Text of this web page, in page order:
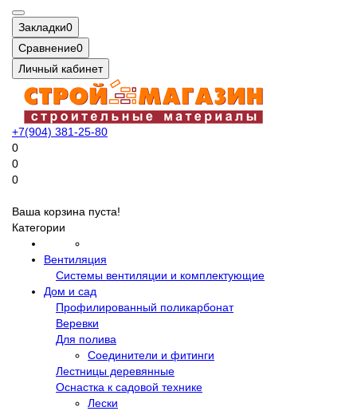
Закладки0
Сравнение0
Личный кабинет
+7(904) 381-25-80
0
0
0
Ваша корзина пуста!
Категории
Вентиляция
Системы вентиляции и комплектующие
Дом и сад
Профилированный поликарбонат
Веревки
Для полива
Соединители и фитинги
Лестницы деревянные
Оснастка к садовой технике
Лески